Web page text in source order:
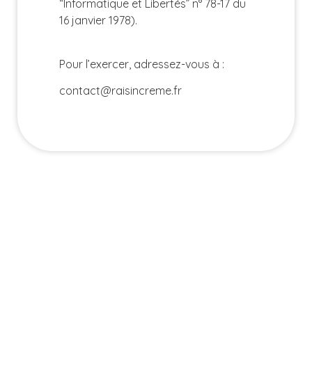
“Informatique et Libertés” n° 78-17 du
16 janvier 1978).
Pour l’exercer, adressez-vous à :
contact@raisincreme.fr